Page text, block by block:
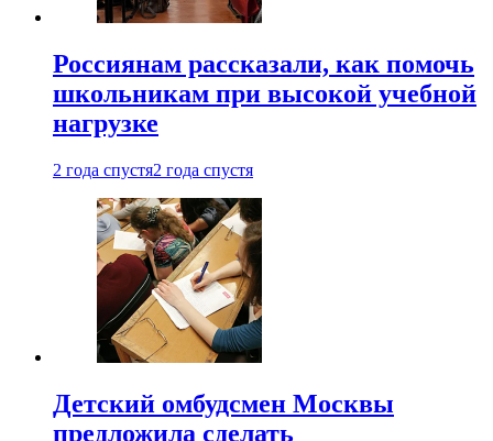
Россиянам рассказали, как помочь
школьникам при высокой учебной
нагрузке
2 года спустя2 года спустя
Детский омбудсмен Москвы
предложила сделать